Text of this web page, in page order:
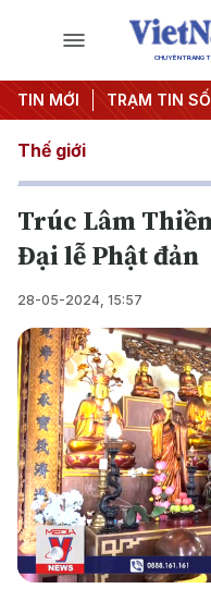
CHUYÊN TRANG
TIN MỚI TRẠM TIN SỐ
đêm #Chống khai
Thế giới
Trúc Lâm
Đại lễ Phật đản
28-05-2024, 15:57